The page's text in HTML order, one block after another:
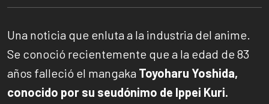
Una noticia que enluta a la industria del anime.
Se conoció recientemente que a la edad de 83
años falleció el mangaka Toyoharu Yoshida,
conocido por su seudónimo de Ippei Kuri.